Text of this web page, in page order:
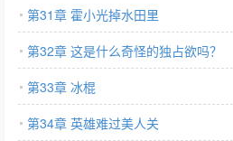
第31章 霍小光掉水田里
第32章 这是什么奇怪的独占欲吗？
第33章 冰棍
第34章 英雄难过美人关